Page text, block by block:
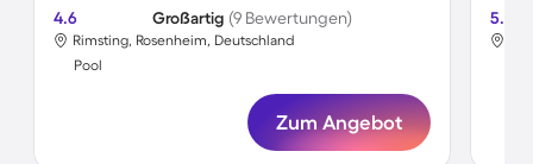
4.6 Großartig (9 Bewertungen)
Rimsting, Rosenheim, Deutschland
Pool
Zum Angebot
5.0